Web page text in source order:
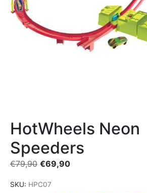
HotWheels Neon
Speeders
€79,90 €69,90
SKU: HPC07